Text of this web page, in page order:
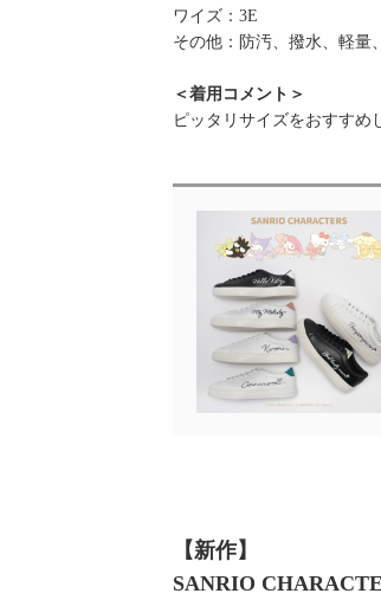
ワイズ：3E
その他：防汚、撥水、軽量
＜着用コメント＞
ピッタリサイズをおすすめ
【新作】
SANRIO